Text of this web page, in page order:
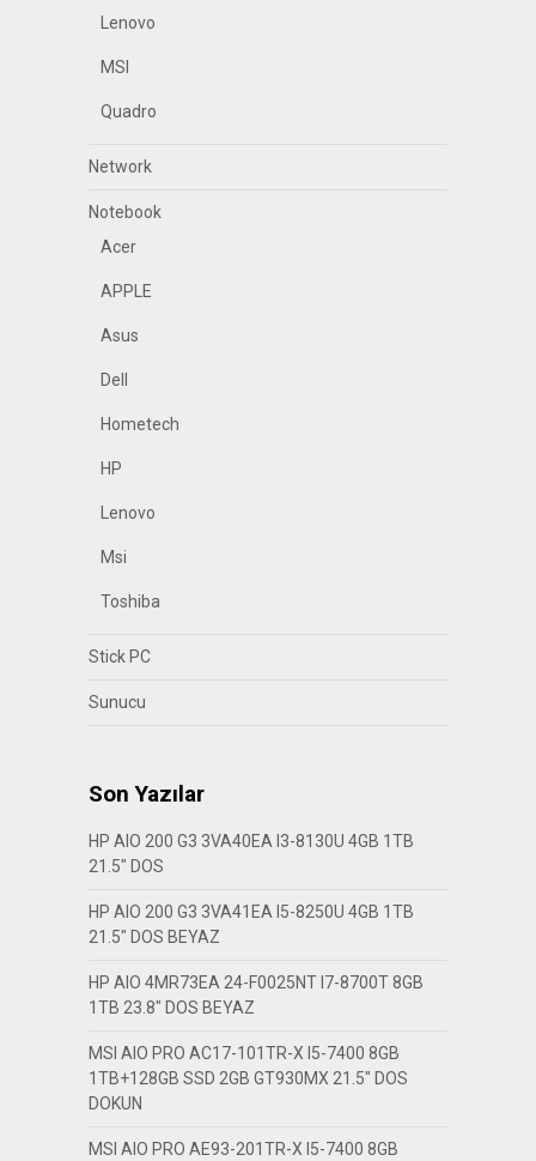
Lenovo
MSI
Quadro
Network
Notebook
Acer
APPLE
Asus
Dell
Hometech
HP
Lenovo
Msi
Toshiba
Stick PC
Sunucu
Son Yazılar
HP AIO 200 G3 3VA40EA I3-8130U 4GB 1TB
21.5″ DOS
HP AIO 200 G3 3VA41EA I5-8250U 4GB 1TB
21.5″ DOS BEYAZ
HP AIO 4MR73EA 24-F0025NT I7-8700T 8GB
1TB 23.8″ DOS BEYAZ
MSI AIO PRO AC17-101TR-X I5-7400 8GB
1TB+128GB SSD 2GB GT930MX 21.5″ DOS
DOKUN
MSI AIO PRO AE93-201TR-X I5-7400 8GB